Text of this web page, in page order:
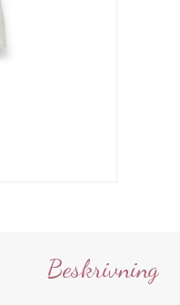
Beskrivning